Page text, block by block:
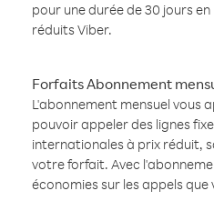
pour une durée de 30 jours
réduits Viber.
Forfaits Abonnement
L'abonnement mensuel vous
pouvoir appeler des lignes
internationales à prix réduit,
votre forfait. Avec
économies sur les appels que